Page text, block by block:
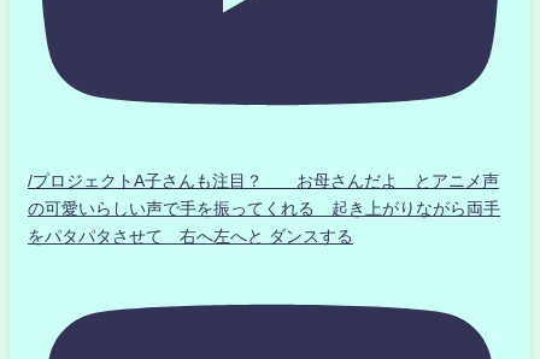
/プロジェクトA子さんも注目？ お母さんだよ とアニメ声
の可愛いらしい声で手を振ってくれる 起き上がりながら両手
をパタパタさせて 右へ左へと ダンスする